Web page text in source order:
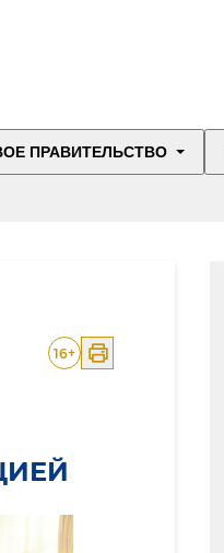
ПРАВИТЕЛЬСТВО
16+